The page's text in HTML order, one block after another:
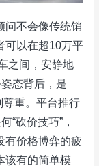
问不会像传统销
可以在超10万平
之间，安静地
态背后，是
重。平台推行
“砍价技巧”，
有价格博弈的疲
该有的简单模